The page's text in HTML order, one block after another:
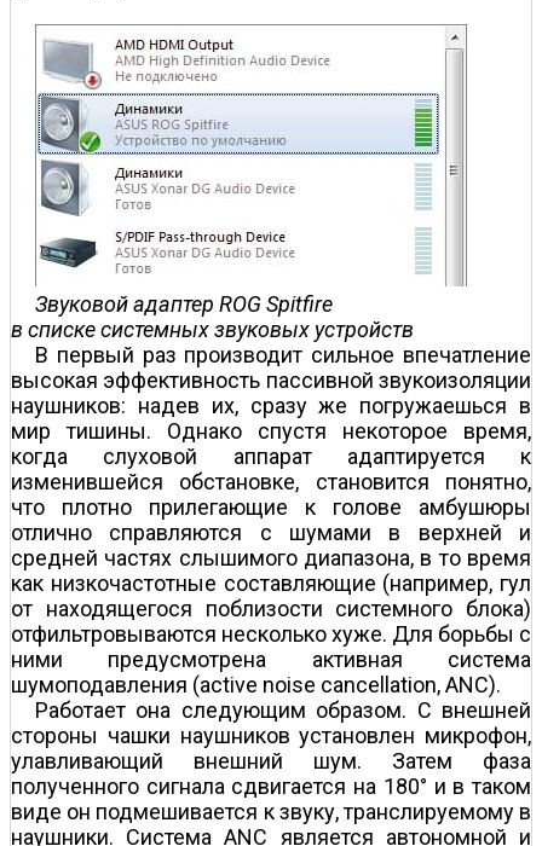
Звуковой адаптер ROG Spitfire
в списке системных звуковых устройств
В первый раз производит сильное впечатление
высокая эффективность пассивной звукоизоляции
наушников: надев их, сразу же погружаешься в
мир тишины. Однако спустя некоторое время,
когда слуховой аппарат адаптируется к
изменившейся обстановке, становится понятно,
что плотно прилегающие к голове амбушюры
отлично справляются с шумами в верхней и
средней частях слышимого диапазона, в то время
как низкочастотные составляющие (например, гул
от находящегося поблизости системного блока)
отфильтровываются несколько хуже. Для борьбы с
ними предусмотрена активная система
шумоподавления (active noise cancellation, ANC).
Работает она следующим образом. С внешней
стороны чашки наушников установлен микрофон,
улавливающий внешний шум. Затем фаза
полученного сигнала сдвигается на 180° и в таком
виде он подмешивается к звуку, транслируемому в
наушники. Система ANC является автономной и